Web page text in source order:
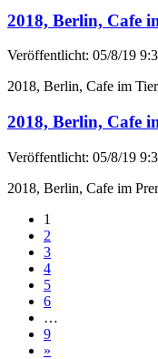
2018, Berlin, Cafe
Veröffentlicht: 05/8/19
2018, Berlin, Cafe im
2018, Berlin, Cafe
Veröffentlicht: 05/8/19
2018, Berlin, Cafe im
1
2
3
4
5
6
…
9
»